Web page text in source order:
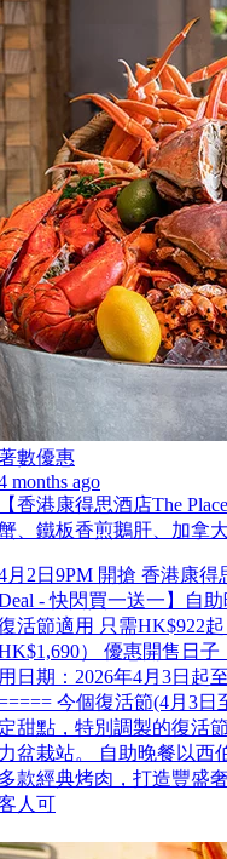
數優惠
months ago
香港康得思酒店The
、鐵板香煎鵝肝、加拿
月2日9PM 開搶 香港康得
- 快閃買一送一】自
活節適用 只需HK$922
） 優惠開售日子
日期：2026年4月3日起
今個復活節(4月3日
甜點，特別調製的復活
盆栽站。 自助晚餐以西
款經典烤肉，打造豐盛
人可